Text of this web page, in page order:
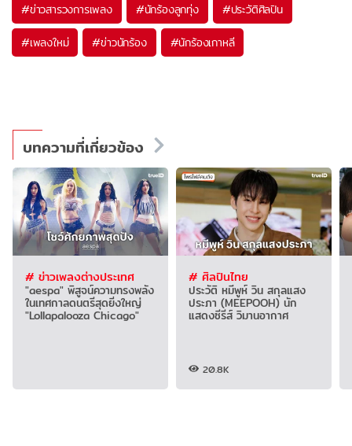
#ข่าวสารวงการเพลง #นักร้องลูกทุ่ง #ประวัติศิลปิน
#เพลงใหม่ #ข่าวนักร้อง #นักร้องเกาหลี
บทความที่เกี่ยวข้อง
# ข่าวเพลงต่างประเทศ
"aespa" พิสูจน์ความทรงพลัง
ในเทศกาลดนตรีสุดยิ่งใหญ่
"Lollapalooza Chicago"
# ศิลปินไทย
ประวัติ หมีพูห์ วิน สกุลแสง
ประภา (MEEPOOH) นัก
แสดงซีรีส์ วิมานอากาศ
20.8K